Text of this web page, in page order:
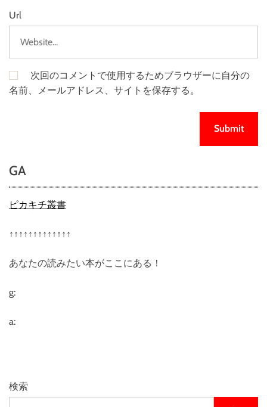
Url
次回のコメントで使用するためブラウザーに自分の
名前、メールアドレス、サイトを保存する。
GA
ピカキチ叢書
↑↑↑↑↑↑↑↑↑↑↑↑↑
あなたの読みたい本がここにある！
g:
a:
検索